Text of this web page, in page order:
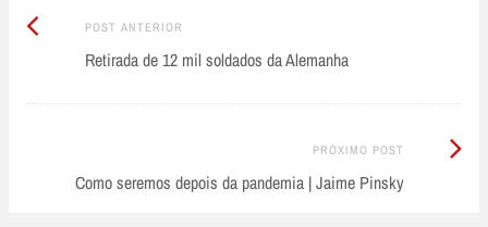
Post
navigation
POST ANTERIOR
Anterior:
Retirada de 12 mil soldados da Alemanha
PRÓXIMO POST
Como seremos depois da pandemia | Jaime Pinsky
Próximo